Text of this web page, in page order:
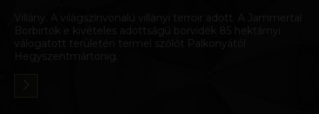
Villány. A világszínvonalú villányi terroir adott. A Jammertal
Borbirtok e kivételes adottságú borvidék 85 hektárnyi
válogatott területén termel szőlőt Palkonyától
Hegyszentmártonig.